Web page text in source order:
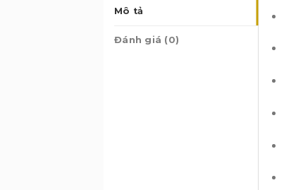
Mô tả
Đánh giá (0)